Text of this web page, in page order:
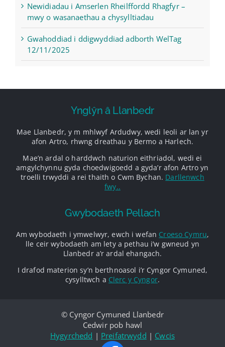
Newidiadau i Amserlen Rheilffordd Rhagfyr –
mwy o wasanaethau a chysylltiadau
Gwahoddiad i ddigwyddiad adborth WelTag
12/11/2025
Ynglŷn â Llanbedr
Mae Llanbedr, y m mhlwyf Ardudwy, wedi leoli ar lan yr
afon Artro, rhwng dreathau y Bermo a Harlech.
Mae’n ardal o harddwch naturion eithriadol, wedi ei
amgylchynnu gyda choedwigoedd a gyda’r afon Artro yn
troelli trwyddi a rei thaith o Cwm Bychan. Darllenwch
fwy..
Gwybodaeth Pellach
Am wybodaeth i ymwelwyr, ewch i wefan Croeso Cymru,
lle ceir wybodaeth am lety a pethau i’w gwneud yn
Llanbedr a’r ardal ehangach.
I drafod materion sy’n berthnoasol i’r Cyngor Cymuned,
cysylltwch a Clerc y Cyngor.
© Cyngor Cymuned Llanbedr
Cedwir pob hawl
Hygyrchedd | Preifatrwydd | Cwcis